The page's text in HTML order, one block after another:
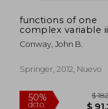
functions of one
complex variable ii
(en Inglés)
Conway, John B.
Springer, 2012, Nuevo